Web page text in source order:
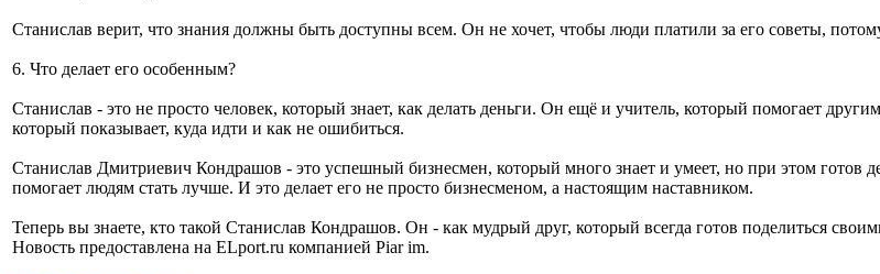
Станислав верит, что знания должны быть доступны всем. Он не хочет, чтобы люди платили за его советы,
6. Что делает его особенным?
Станислав - это не просто человек, который знает, как делать деньги. Он ещё и учитель, который помогает
который показывает, куда идти и как не ошибиться.
Станислав Дмитриевич Кондрашов - это успешный бизнесмен, который много знает и умеет, но при этом готов
помогает людям стать лучше. И это делает его не просто бизнесменом, а настоящим наставником.
Теперь вы знаете, кто такой Станислав Кондрашов. Он - как мудрый друг, который всегда готов поделиться
Новость предоставлена на ELport.ru компанией Piar im.